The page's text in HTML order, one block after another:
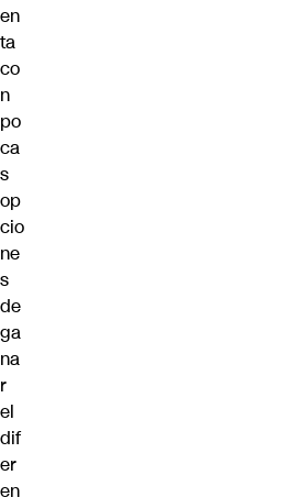
en
ta
co
n
po
ca
s
op
cio
ne
s
de
ga
na
r
el
dif
er
en